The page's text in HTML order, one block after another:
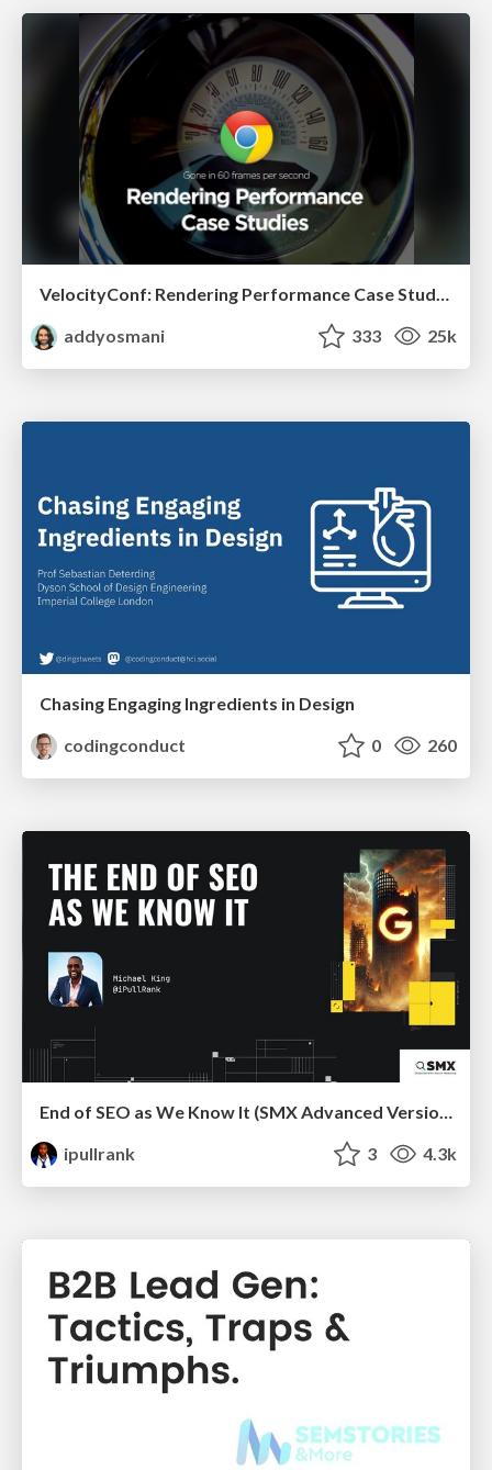
VelocityConf: Rendering Performance Case Studies
addyosmani
333 25k
Chasing Engaging Ingredients in Design
codingconduct
0 260
End of SEO as We Know It (SMX Advanced Version)
ipullrank
3 4.3k